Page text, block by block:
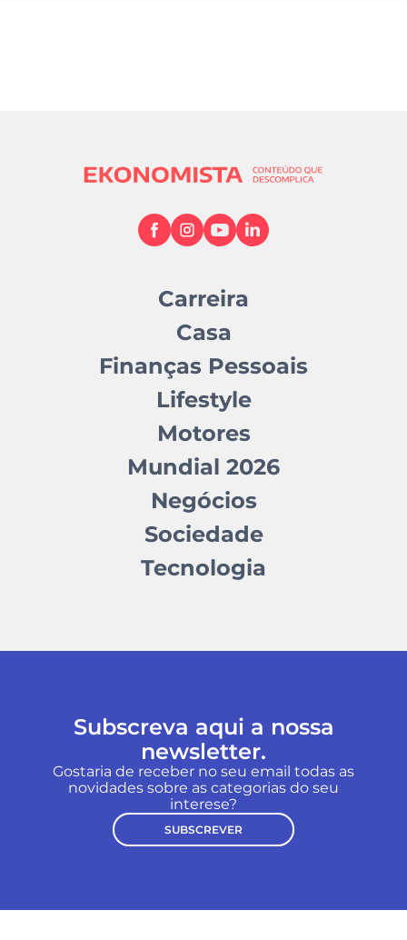
Carreira
Casa
Finanças Pessoais
Lifestyle
Motores
Mundial 2026
Negócios
Sociedade
Tecnologia
Subscreva aqui a nossa
newsletter.
Gostaria de receber no seu email todas as
novidades sobre as categorias do seu
interese?
SUBSCREVER